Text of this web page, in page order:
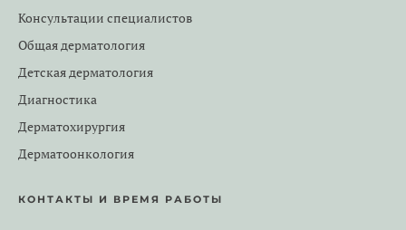
Консультации специалистов
Общая дерматология
Детская дерматология
Диагностика
Дерматохирургия
Дерматоонкология
КОНТАКТЫ И ВРЕМЯ РАБОТЫ